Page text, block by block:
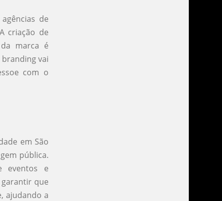
de
criação de
marca é
vai
com o
em São
pública.
eventos e
garantir que
ajudando a